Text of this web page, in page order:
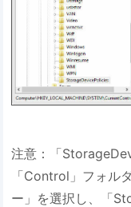
注意：「
「Control」フォル
ー」を選択し、「